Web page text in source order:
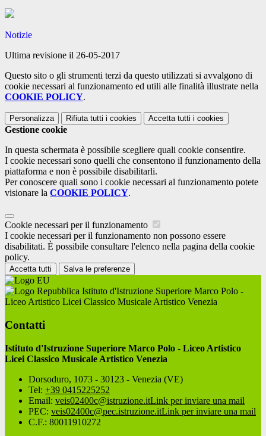
Notizie
Ultima revisione il 26-05-2017
Questo sito o gli strumenti terzi da questo utilizzati si avvalgono di
cookie necessari al funzionamento ed utili alle finalità illustrate nella
COOKIE POLICY.
Personalizza Rifiuta tutti i cookies Accetta tutti i cookies
Gestione cookie
In questa schermata è possibile scegliere quali cookie consentire.
I cookie necessari sono quelli che consentono il funzionamento della
piattaforma e non è possibile disabilitarli.
Per conoscere quali sono i cookie necessari al funzionamento potete
visionare la COOKIE POLICY.
Cookie necessari per il funzionamento
I cookie necessari per il funzionamento non possono essere
disabilitati. È possibile consultare l'elenco nella pagina della cookie
policy.
Accetta tutti Salva le preferenze
Istituto d'Istruzione Superiore Marco Polo -
Liceo Artistico Licei Classico Musicale Artistico Venezia
Contatti
Istituto d'Istruzione Superiore Marco Polo - Liceo Artistico
Licei Classico Musicale Artistico Venezia
Dorsoduro, 1073 - 30123 - Venezia (VE)
Tel: +39 0415225252
Email: veis02400c@istruzione.itLink per inviare una mail
PEC: veis02400c@pec.istruzione.itLink per inviare una mail
C.F.: 80011910272